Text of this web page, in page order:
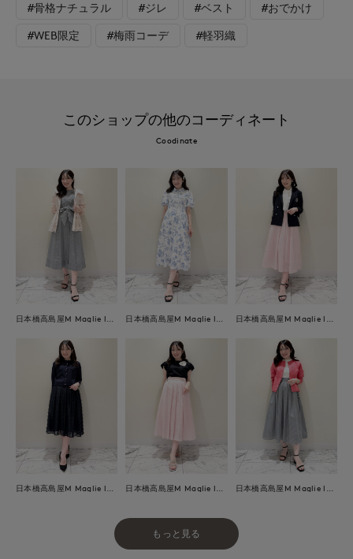
#骨格ナチュラル #ジレ #ベスト #おでかけ
#WEB限定 #梅雨コーデ #軽羽織
このショップの他のコーディネート
Coodinate
もっと見る